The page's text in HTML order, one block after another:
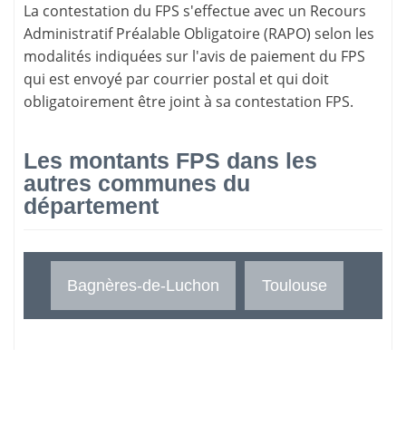
La contestation du FPS s'effectue avec un Recours
Administratif Préalable Obligatoire (RAPO) selon les
modalités indiquées sur l'avis de paiement du FPS
qui est envoyé par courrier postal et qui doit
obligatoirement être joint à sa contestation FPS.
Les montants FPS dans les
autres communes du
département
Bagnères-de-Luchon Toulouse